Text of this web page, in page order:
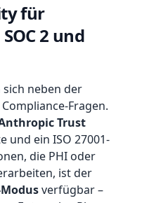
für
2 und
sich neben der
Fragen.
Trust
und ein ISO 27001-
die PHI oder
ist der
verfügbar –